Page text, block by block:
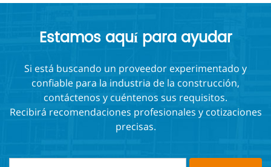
Estamos aquí para ayudar
Si está buscando un proveedor experimentado y
confiable para la industria de la construcción,
contáctenos y cuéntenos sus requisitos.
Recibirá recomendaciones profesionales y cotizaciones
precisas.